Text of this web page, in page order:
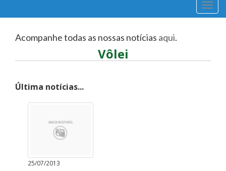
Acompanhe todas as nossas notícias aqui.
Vôlei
Última notícias...
25/07/2013